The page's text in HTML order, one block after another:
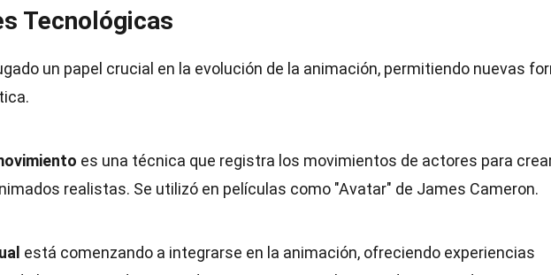
Tecnológicas
un papel crucial en la evolución de la animación, permitiendo nuevas
es una técnica que registra los movimientos de actores para
realistas. Se utilizó en películas como "Avatar" de James Cameron.
está comenzando a integrarse en la animación, ofreciendo experiencias